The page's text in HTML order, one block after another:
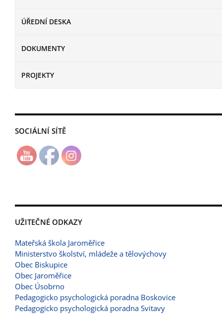
ÚŘEDNÍ DESKA
DOKUMENTY
PROJEKTY
SOCIÁLNÍ SÍTĚ
UŽITEČNÉ ODKAZY
Mateřská škola Jaroměřice
Ministerstvo školství, mládeže a tělovýchovy
Obec Biskupice
Obec Jaroměřice
Obec Úsobrno
Pedagogicko psychologická poradna Boskovice
Pedagogicko psychologická poradna Svitavy